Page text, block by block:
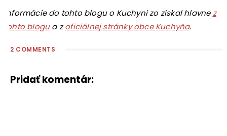
Informácie do tohto blogu o Kuchyni zo získal hlavnez
tohto blogua zoficiálnej stránky obce Kuchyňa.
2 COMMENTS
Pridať komentár: